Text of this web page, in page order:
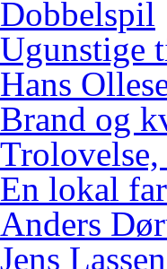
Dobbelspil
Ugunstige
Hans
Brand og
En lokal
Anders
Jens